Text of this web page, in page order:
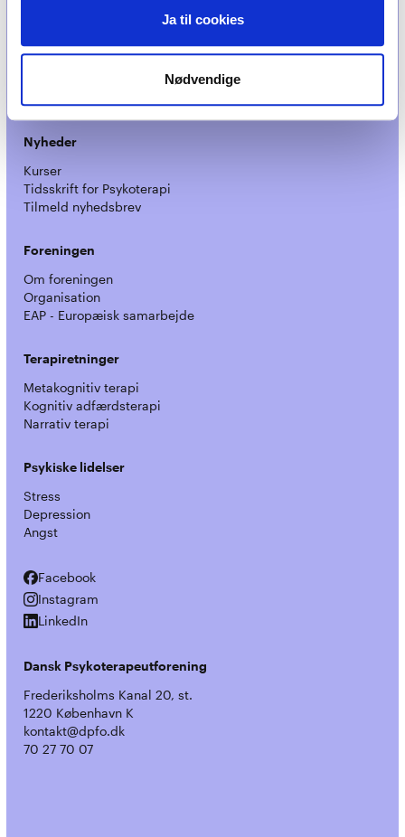
Ja til cookies
Nødvendige
Nyheder
Kurser
Tidsskrift for Psykoterapi
Tilmeld nyhedsbrev
Foreningen
Om foreningen
Organisation
EAP - Europæisk samarbejde
Terapiretninger
Metakognitiv terapi
Kognitiv adfærdsterapi
Narrativ terapi
Psykiske lidelser
Stress
Depression
Angst
Facebook
Facebook
Instagram
Instagram
LinkedIn
LinkedIn
Dansk Psykoterapeutforening
Frederiksholms Kanal 20, st.
1220 København K
kontakt@dpfo.dk
70 27 70 07